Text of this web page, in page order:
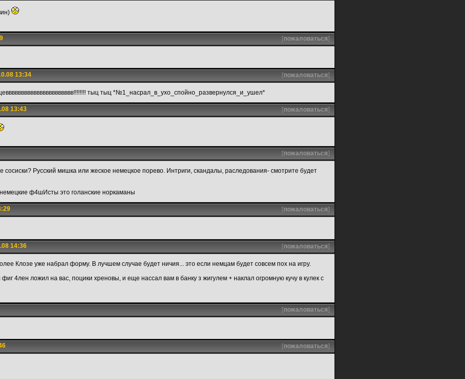
[пожаловаться]
13:34 [пожаловаться]
тыц тыц *№1_насрал_в_ухо_спойно_развернулся_и_ушел*
13:43 [пожаловаться]
[пожаловаться]
сосиски? Русский мишка или жеское немецкое порево. Интриги, скандалы, раследования- смотрите будет
ф4шИсты это голанские норкаманы
[пожаловаться]
14:36 [пожаловаться]
Клозе уже набрал форму. В лучшем случае будет ничия... это если немцам будет совсем пох на игру.
4лен ложил на вас, поцики хреновы, и еще нассал вам в банку з жигулем + наклал огромную кучу в кулек с
[пожаловаться]
[пожаловаться]